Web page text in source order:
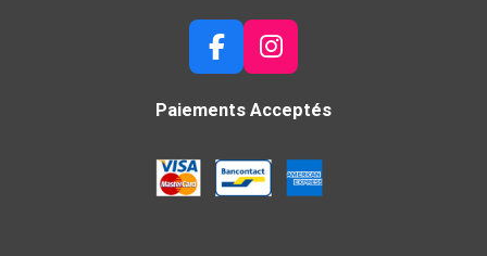
F
A
C
B
O
I
N
S
A
G
Paiements Acceptés